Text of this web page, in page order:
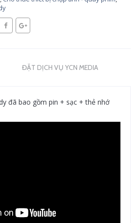
ĐẶT DỊCH VỤ YCN MEDIA
đã bao gồm pin + sạc + thẻ nhớ